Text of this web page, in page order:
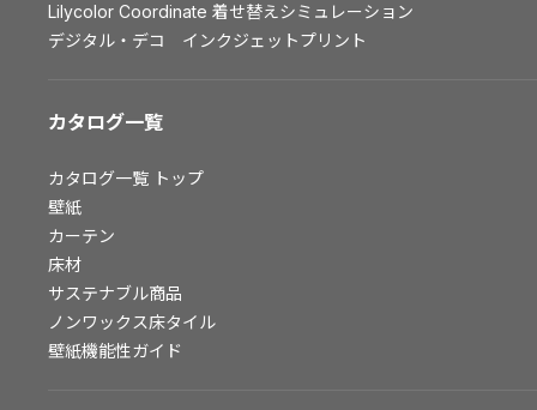
お役立ち資料
お問い合わせ（一般のお客様）
よくあるご質問
非住宅案件に関するお問い合わせ
事業紹介
Lilycolor Coordinate 着せ替えシミュレーション
デジタル・デコ インクジェットプリント
カタログ一覧
カタログ一覧 トップ
壁紙
カーテン
床材
サステナブル商品
ノンワックス床タイル
壁紙機能性ガイド